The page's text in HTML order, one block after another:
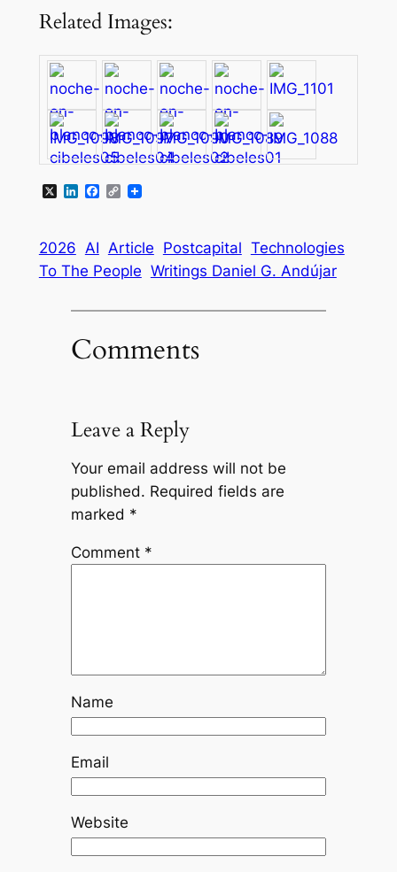
Related Images:
X LinkedIn
Facebook
Copy
2026 AI Article Postcapital Technologies
To The People Writings Daniel G. Andújar
Comments
Leave a Reply
Your email address will not be
published. Required fields are
marked *
Comment *
Name
Email
Website